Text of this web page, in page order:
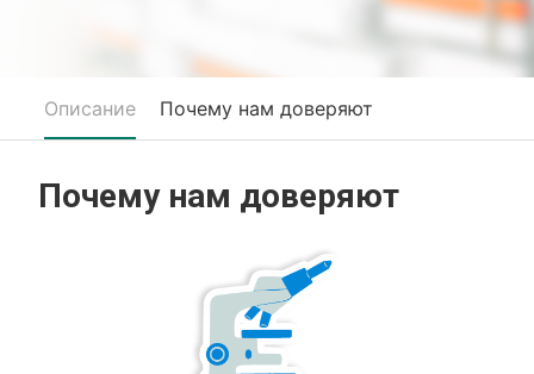
Описание Почему нам доверяют
Почему нам доверяют